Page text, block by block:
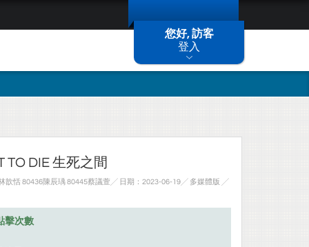
您好, 訪客
登入
TO DIE 生死之間
歆恬 80436陳辰瑀 80445蔡議萱╱ 日期：2023-06-19╱ 多媒體版 ╱
擊次數